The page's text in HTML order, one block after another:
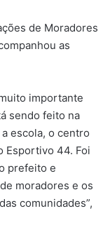
de Moradores
as
importante
sendo feito na
escola, o centro
Esportivo 44. Foi
prefeito e
moradores e os
comunidades”,